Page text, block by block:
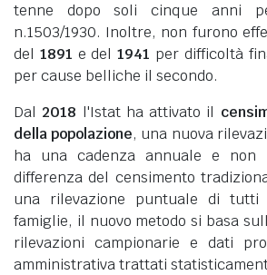
tenne dopo soli cinque anni
n.1503/1930. Inoltre, non furono
del 1891 e del1941 per difficoltà
per cause belliche il secondo.
Dal 2018 l'Istat ha attivato il
della popolazione, una nuova
ha una cadenza annuale e non
differenza del censimento
una rilevazione puntuale di
famiglie, il nuovo metodo si basa
rilevazioni campionarie e dati
amministrativa trattati